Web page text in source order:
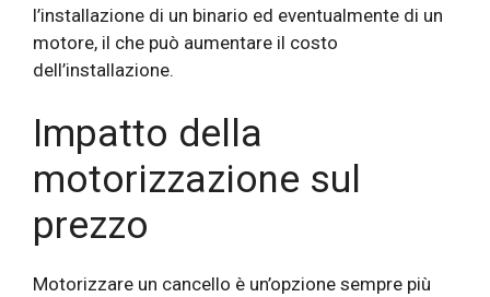
l’installazione di un binario ed eventualmente di un
motore, il che può aumentare il costo
dell’installazione.
Impatto della
motorizzazione sul
prezzo
Motorizzare un cancello è un’opzione sempre più